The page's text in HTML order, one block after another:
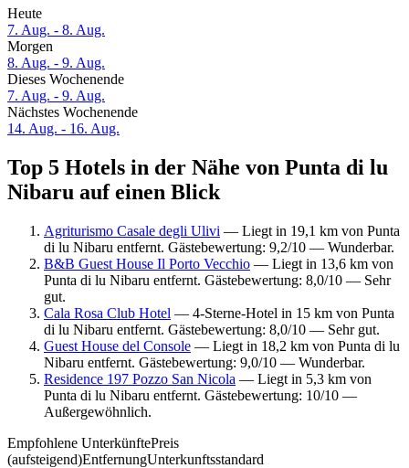
Heute
7. Aug. - 8. Aug.
Morgen
8. Aug. - 9. Aug.
Dieses Wochenende
7. Aug. - 9. Aug.
Nächstes Wochenende
14. Aug. - 16. Aug.
Top 5 Hotels in der Nähe von Punta di lu
Nibaru auf einen Blick
Agriturismo Casale degli Ulivi — Liegt in 19,1 km von Punta
di lu Nibaru entfernt. Gästebewertung: 9,2/10 — Wunderbar.
B&B Guest House Il Porto Vecchio — Liegt in 13,6 km von
Punta di lu Nibaru entfernt. Gästebewertung: 8,0/10 — Sehr
gut.
Cala Rosa Club Hotel — 4-Sterne-Hotel in 15 km von Punta
di lu Nibaru entfernt. Gästebewertung: 8,0/10 — Sehr gut.
Guest House del Console — Liegt in 18,2 km von Punta di lu
Nibaru entfernt. Gästebewertung: 9,0/10 — Wunderbar.
Residence 197 Pozzo San Nicola — Liegt in 5,3 km von
Punta di lu Nibaru entfernt. Gästebewertung: 10/10 —
Außergewöhnlich.
Empfohlene UnterkünftePreis
(aufsteigend)EntfernungUnterkunftsstandard